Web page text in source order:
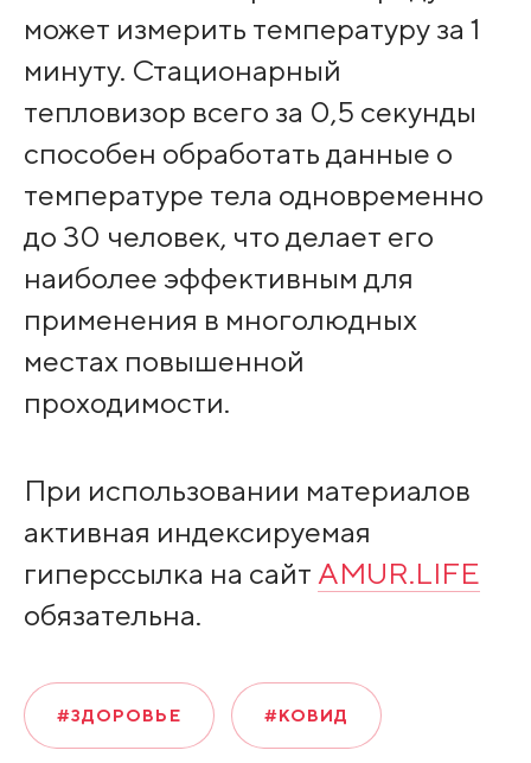
может измерить температуру за 1
минуту. Стационарный
тепловизор всего за 0,5 секунды
способен обработать данные о
температуре тела одновременно
до 30 человек, что делает его
наиболее эффективным для
применения в многолюдных
местах повышенной
проходимости.
При использовании материалов
активная индексируемая
гиперссылка на сайт AMUR.LIFE
обязательна.
#ЗДОРОВЬЕ #КОВИД